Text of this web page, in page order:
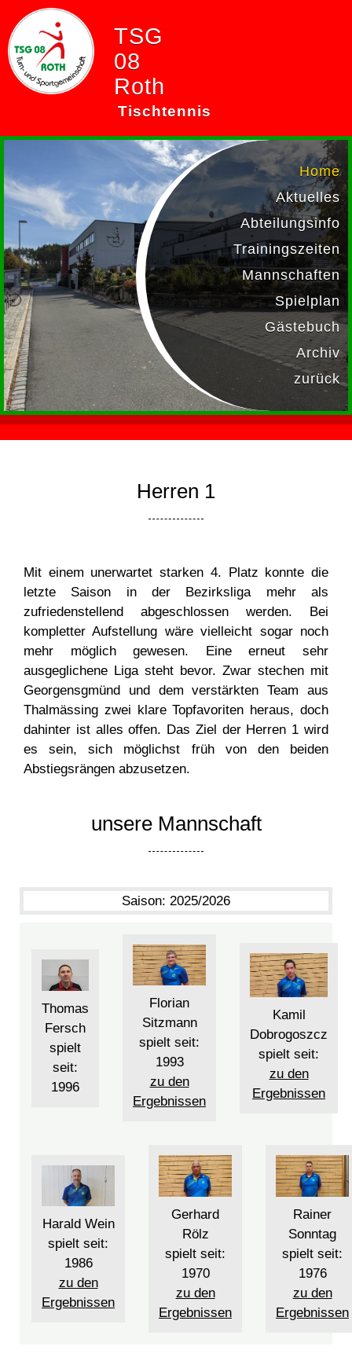
TSG
08
Roth
Tischtennis
Home
Aktuelles
Abteilungsinfo
Trainingszeiten
Mannschaften
Spielplan
Gästebuch
Archiv
zurück
Herren 1
Mit einem unerwartet starken 4. Platz konnte die
letzte Saison in der Bezirksliga mehr als
zufriedenstellend abgeschlossen werden. Bei
kompletter Aufstellung wäre vielleicht sogar noch
mehr möglich gewesen. Eine erneut sehr
ausgeglichene Liga steht bevor. Zwar stechen mit
Georgensgmünd und dem verstärkten Team aus
Thalmässing zwei klare Topfavoriten heraus, doch
dahinter ist alles offen. Das Ziel der Herren 1 wird
es sein, sich möglichst früh von den beiden
Abstiegsrängen abzusetzen.
unsere Mannschaft
Saison: 2025/2026
Thomas
Fersch
spielt
seit:
1996
Florian
Sitzmann
spielt seit:
1993
zu den
Ergebnissen
Kamil
Dobrogoszcz
spielt seit:
zu den
Ergebnissen
Harald Wein
spielt seit:
1986
zu den
Ergebnissen
Gerhard
Rölz
spielt seit:
1970
zu den
Ergebnissen
Rainer
Sonntag
spielt seit:
1976
zu den
Ergebnissen